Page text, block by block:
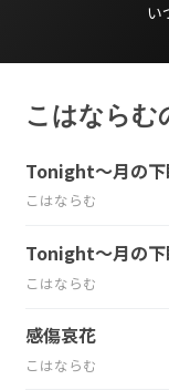
い
こはならむ
Tonight～月の下
こはならむ
Tonight～月の下
こはならむ
感傷哀花
こはならむ